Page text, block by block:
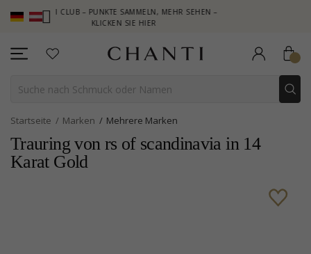
CLUB – PUNKTE SAMMELN, MEHR SEHEN –
KLICKEN SIE HIER
Startseite Marken Mehrere Marken
Trauring von rs of scandinavia in 14
Karat Gold